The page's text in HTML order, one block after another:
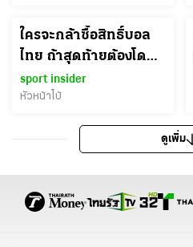
ใครจะกล้าซื้อสิทธิ์บอล
ไทย ถ้าสุดท้ายต้องโดน
ด่า
sport insider
หัวหน้าโบ้
ดูเพิ่ม